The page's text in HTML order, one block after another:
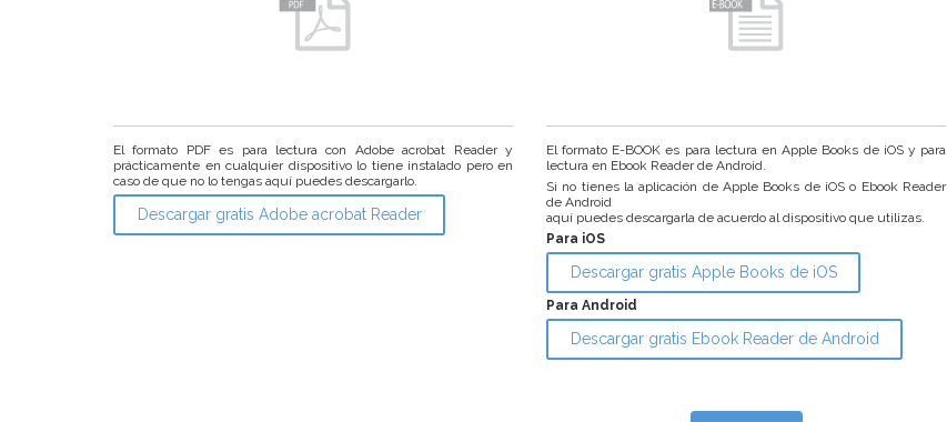
El formato PDF es para lectura con Adobe acrobat Reader y
prácticamente en cualquier dispositivo lo tiene instalado pero en
caso de que no lo tengas aquí puedes descargarlo.
Descargar gratis Adobe acrobat Reader
El formato E-BOOK es para lectura en Apple Books de iOS y para
lectura en Ebook Reader de Android.
Si no tienes la aplicación de Apple Books de iOS o Ebook Reader
de Android
aquí puedes descargarla de acuerdo al dispositivo que utilizas.
Para iOS
Descargar gratis Apple Books de iOS
Para Android
Descargar gratis Ebook Reader de Android